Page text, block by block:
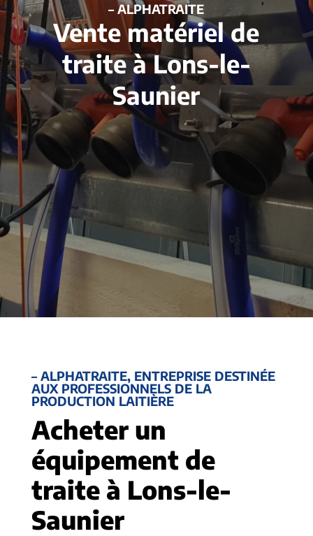
– ALPHATRAITE
Vente matériel de
traite à Lons-le-
Saunier
– ALPHATRAITE, ENTREPRISE DESTINÉE
AUX PROFESSIONNELS DE LA
PRODUCTION LAITIÈRE
Acheter un
équipement de
traite à Lons-le-
Saunier